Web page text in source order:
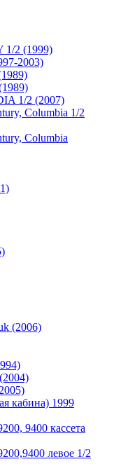
1/2 (1999)
2003)
1/2 (2007)
Columbia 1/2
Columbia
(2006)
кабина) 1999
9400 кассета
левое 1/2